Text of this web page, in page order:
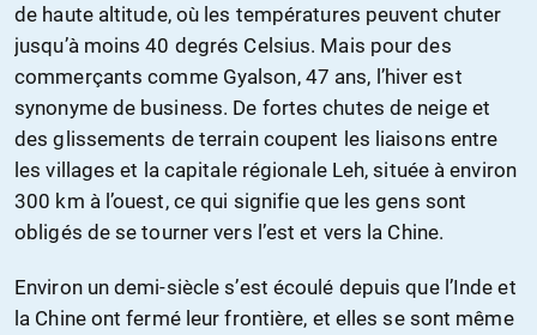
de haute altitude, où les températures peuvent chuter
jusqu’à moins 40 degrés Celsius. Mais pour des
commerçants comme Gyalson, 47 ans, l’hiver est
synonyme de business. De fortes chutes de neige et
des glissements de terrain coupent les liaisons entre
les villages et la capitale régionale Leh, située à environ
300 km à l’ouest, ce qui signifie que les gens sont
obligés de se tourner vers l’est et vers la Chine.
Environ un demi-siècle s’est écoulé depuis que l’Inde et
la Chine ont fermé leur frontière, et elles se sont même